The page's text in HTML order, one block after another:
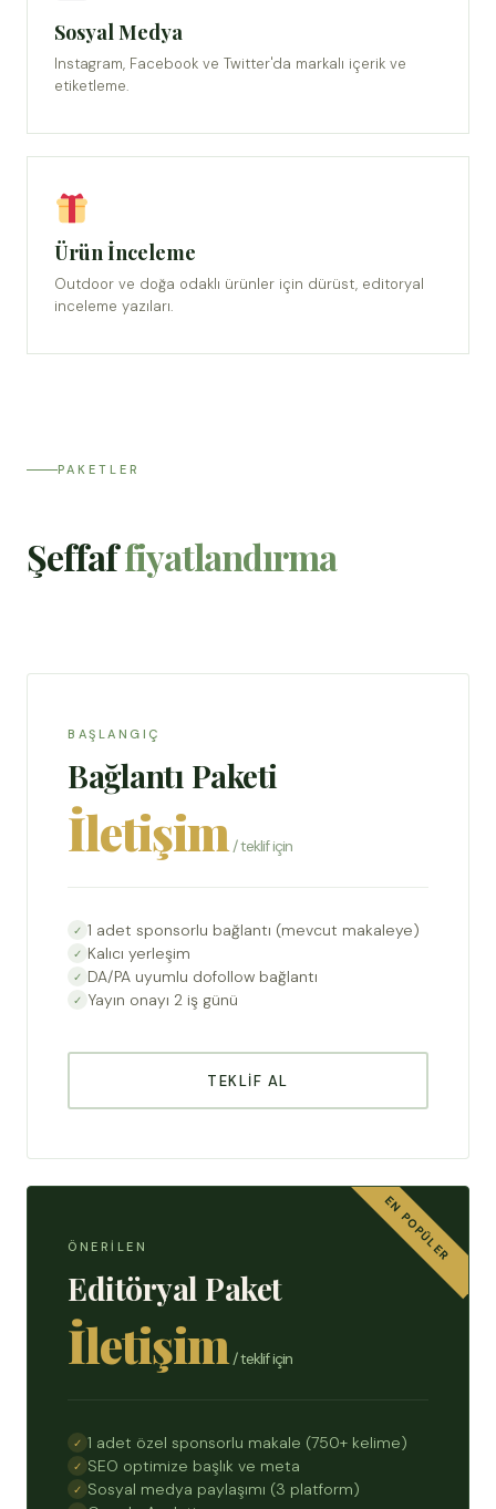
Sosyal Medya
Instagram, Facebook ve Twitter'da markalı içerik ve
etiketleme.
Ürün İnceleme
Outdoor ve doğa odaklı ürünler için dürüst, editoryal
inceleme yazıları.
PAKETLER
Şeffaffiyatlandırma
BAŞLANGIÇ
Bağlantı Paketi
İletişim/ teklif için
1 adet sponsorlu bağlantı (mevcut makaleye)
Kalıcı yerleşim
DA/PA uyumlu dofollow bağlantı
Yayın onayı 2 iş günü
TEKLIF AL
ÖNERILEN
Editöryal Paket
İletişim/ teklif için
1 adet özel sponsorlu makale (750+ kelime)
SEO optimize başlık ve meta
Sosyal medya paylaşımı (3 platform)